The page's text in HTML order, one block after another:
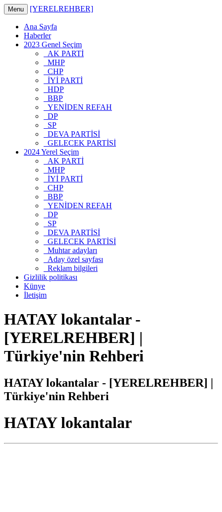
Menu [YERELREHBER]
Ana Sayfa
Haberler
2023 Genel Seçim
AK PARTİ
MHP
CHP
İYİ PARTİ
HDP
BBP
YENİDEN REFAH
DP
SP
DEVA PARTİSİ
GELECEK PARTİSİ
2024 Yerel Seçim
AK PARTİ
MHP
İYİ PARTİ
CHP
BBP
YENİDEN REFAH
DP
SP
DEVA PARTİSİ
GELECEK PARTİSİ
Muhtar adayları
Aday özel sayfası
Reklam bilgileri
Gizlilik politikası
Künye
İletişim
HATAY lokantalar -
[YERELREHBER] |
Türkiye'nin Rehberi
HATAY lokantalar - [YERELREHBER] |
Türkiye'nin Rehberi
HATAY lokantalar